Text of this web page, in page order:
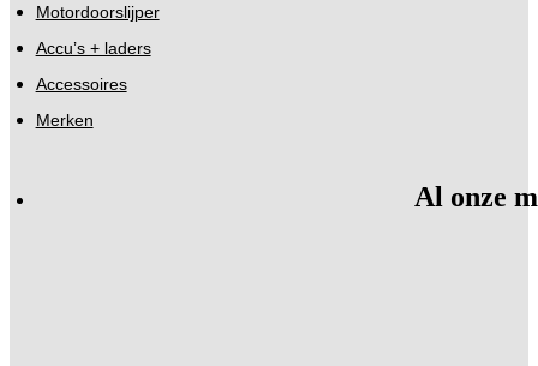
Motordoorslijper
Accu’s + laders
Accessoires
Merken
Al onze